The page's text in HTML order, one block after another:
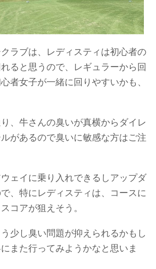
ラブは、レディスティは初心者の
ると思うので、レギュラーから回
者女子が一緒に回りやすいかも、
、牛さんの臭いが真横からダイレ
があるので臭いに敏感な方はご注
ェイに乗り入れできるしアップダ
、特にレディスティは、コースに
コアが狙えそう。
少し臭い問題が抑えられるかもし
また行ってみようかなと思いま